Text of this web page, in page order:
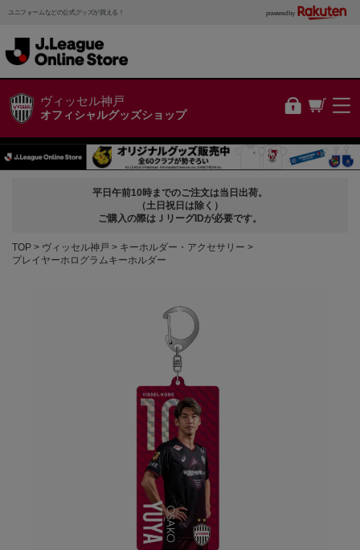
ユニフォームなどの公式グッズが買える！ powered by
ヴィッセル神戸
オフィシャルグッズショップ
平日午前10時までのご注文は当日出荷。
（土日祝日は除く）
ご購入の際はＪリーグIDが必要です。
TOP ヴィッセル神戸
キーホルダー・アクセサリー
プレイヤーホログラムキーホルダー